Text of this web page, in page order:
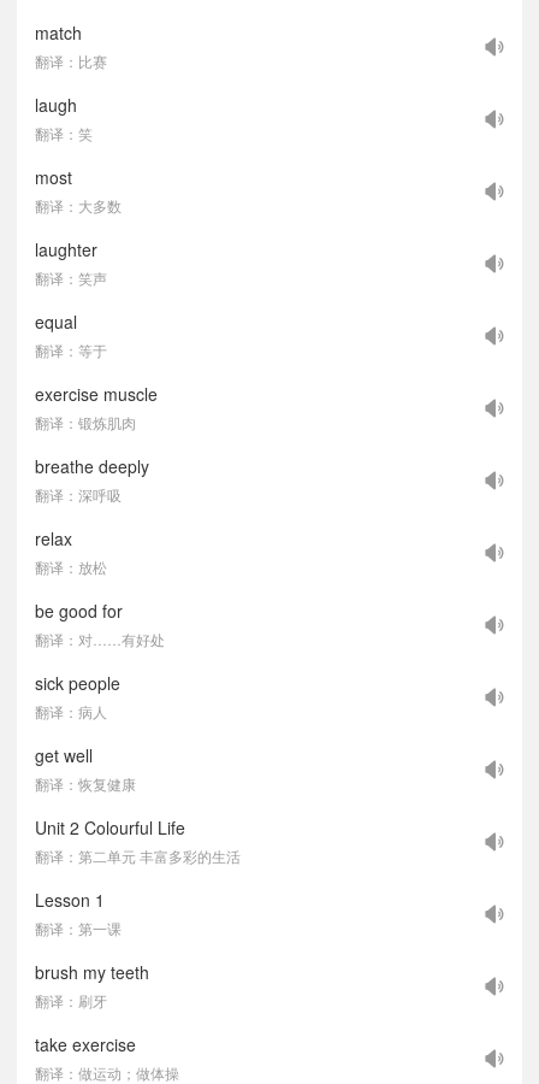
match
翻译：比赛
laugh
翻译：笑
most
翻译：大多数
laughter
翻译：笑声
equal
翻译：等于
exercise muscle
翻译：锻炼肌肉
breathe deeply
翻译：深呼吸
relax
翻译：放松
be good for
翻译：对……有好处
sick people
翻译：病人
get well
翻译：恢复健康
Unit 2 Colourful Life
翻译：第二单元 丰富多彩的生活
Lesson 1
翻译：第一课
brush my teeth
翻译：刷牙
take exercise
翻译：做运动；做体操